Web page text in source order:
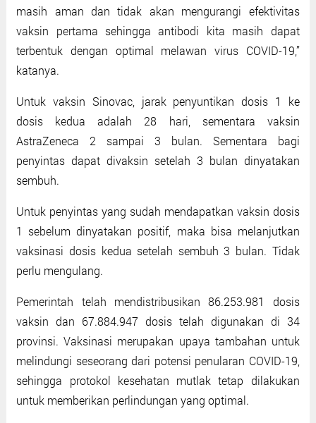
masih aman dan tidak akan mengurangi efektivitas
vaksin pertama sehingga antibodi kita masih dapat
terbentuk dengan optimal melawan virus COVID-19,’’
katanya.
Untuk vaksin Sinovac, jarak penyuntikan dosis 1 ke
dosis kedua adalah 28 hari, sementara vaksin
AstraZeneca 2 sampai 3 bulan. Sementara bagi
penyintas dapat divaksin setelah 3 bulan dinyatakan
sembuh.
Untuk penyintas yang sudah mendapatkan vaksin dosis
1 sebelum dinyatakan positif, maka bisa melanjutkan
vaksinasi dosis kedua setelah sembuh 3 bulan. Tidak
perlu mengulang.
Pemerintah telah mendistribusikan 86.253.981 dosis
vaksin dan 67.884.947 dosis telah digunakan di 34
provinsi. Vaksinasi merupakan upaya tambahan untuk
melindungi seseorang dari potensi penularan COVID-19,
sehingga protokol kesehatan mutlak tetap dilakukan
untuk memberikan perlindungan yang optimal.